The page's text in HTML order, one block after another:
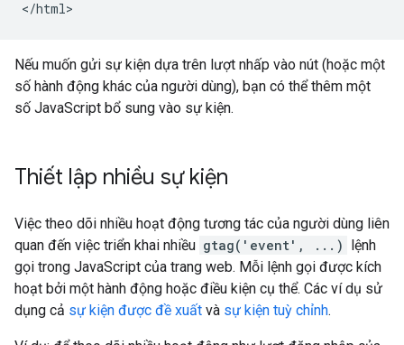
Nếu muốn gửi sự kiện dựa trên lượt nhấp vào nút (hoặc một
số hành động khác của người dùng), bạn có thể thêm một
số JavaScript bổ sung vào sự kiện.
Thiết lập nhiều sự kiện
Việc theo dõi nhiều hoạt động tương tác của người dùng liên
quan đến việc triển khai nhiều gtag('event', ...) lệnh
gọi trong JavaScript của trang web. Mỗi lệnh gọi được kích
hoạt bởi một hành động hoặc điều kiện cụ thể. Các ví dụ sử
dụng cả sự kiện được đề xuất và sự kiện tuỳ chỉnh.